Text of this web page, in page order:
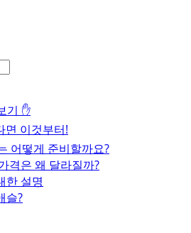
기 ✋
이것부터!
어떻게 준비할까요?
격은 왜 달라질까?
한 설명
슬?